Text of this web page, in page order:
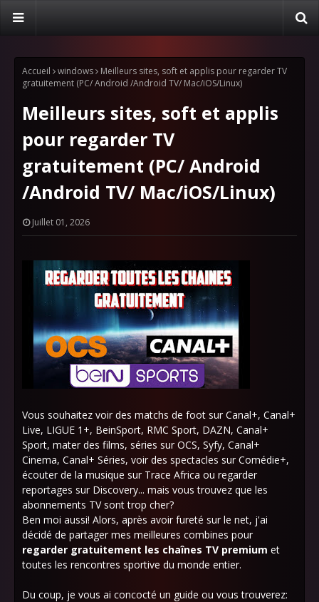
Accueil windows
Meilleurs sites, soft et applis pour regarder TV
gratuitement (PC/ Android /Android TV/ Mac/iOS/Linux)
Meilleurs sites, soft et applis
pour regarder TV
gratuitement (PC/ Android
/Android TV/ Mac/iOS/Linux)
Juillet 01, 2026
Vous souhaitez voir des matchs de foot sur Canal+, Canal+
Live, LIGUE 1+, BeinSport, RMC Sport, DAZN, Canal+
Sport, mater des films, séries sur OCS, Syfy, Canal+
Cinema, Canal+ Séries, voir des spectacles sur Comédie+,
écouter de la musique sur Trace Africa ou regarder
reportages sur Discovery... mais vous trouvez que les
abonnements TV sont trop cher?
Ben moi aussi! Alors, après avoir fureté sur le net, j'ai
décidé de partager mes meilleures combines pour
regarder gratuitement les chaînes TV premium et
toutes les rencontres sportive du monde entier.
Du coup, je vous ai concocté un guide ou vous trouverez: